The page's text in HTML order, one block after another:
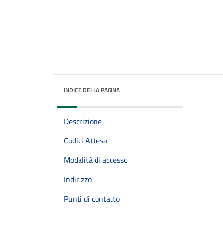
INDICE DELLA PAGINA
Descrizione
Codici Attesa
Modalità di accesso
Indirizzo
Punti di contatto